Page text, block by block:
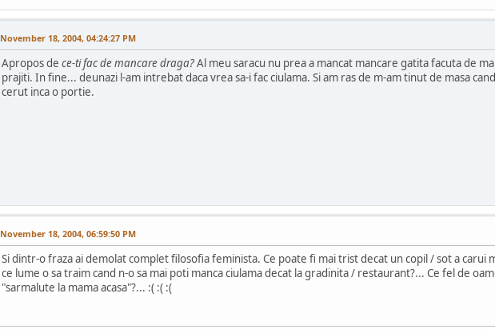
November 18, 2004, 04:24:27 PM
Apropos de ce-ti fac de mancare draga?Al meu saracu nu prea a mancat mancare gatita facuta de
prajiti. In fine... deunazi l-am intrebat daca vrea sa-i fac ciulama. Si am ras de m-am tinut de masa
cerut inca o portie.
November 18, 2004, 06:59:50 PM
Si dintr-o fraza ai demolat complet filosofia feminista. Ce poate fi mai trist decat un copil / sot a carui
ce lume o sa traim cand n-o sa mai poti manca ciulama decat la gradinita / restaurant?... Ce fel de
"sarmalute la mama acasa"?... :( :( :(